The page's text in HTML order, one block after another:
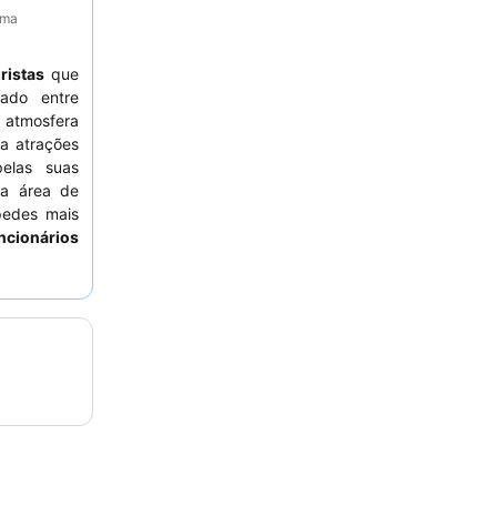
que
entre
atrações
suas
área de
mais